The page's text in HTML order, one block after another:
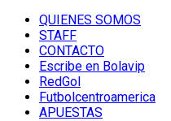
QUIENES SOMOS
STAFF
CONTACTO
Escribe en Bolavip
RedGol
Futbolcentroamerica
APUESTAS